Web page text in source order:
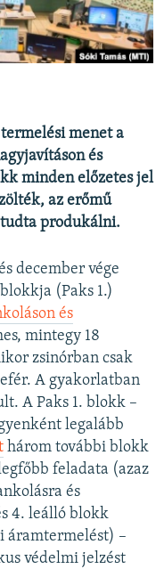
menet a
és
minden előzetes jel
az erőmű
produkálni.
december vége
(Paks 1.)
és
mintegy 18
zsinórban csak
A gyakorlatban
A Paks 1. blokk –
legalább
három további blokk
feladata (azaz
és
4. leálló blokk
áramtermelést) –
védelmi jelzést